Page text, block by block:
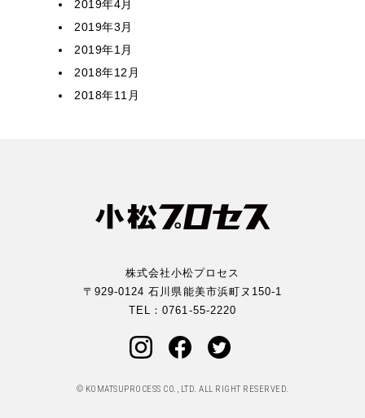
2019年4月
2019年3月
2019年1月
2018年12月
2018年11月
株式会社小松プロセス
〒929-0124 石川県能美市浜町ヌ150-1
TEL：0761-55-2220
© KOMATSUPROCESS CO., LTD. ALL RIGHT RESERVED.